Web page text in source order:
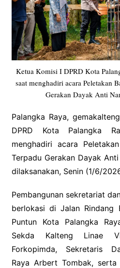
Ketua Komisi I DPRD Kota
saat menghadiri acara Peletakan
Gerakan Dayak Anti
Palangka Raya,
DPRD Kota Palangka
menghadiri acara
Terpadu Gerakan Dayak
dilaksanakan, Senin (1/6/
Pembangunan sekretariat
berlokasi di Jalan Rindang
Puntun Kota Palangka
Sekda Kalteng Linae
Forkopimda, Sekretaris
Raya Arbert Tombak, serta